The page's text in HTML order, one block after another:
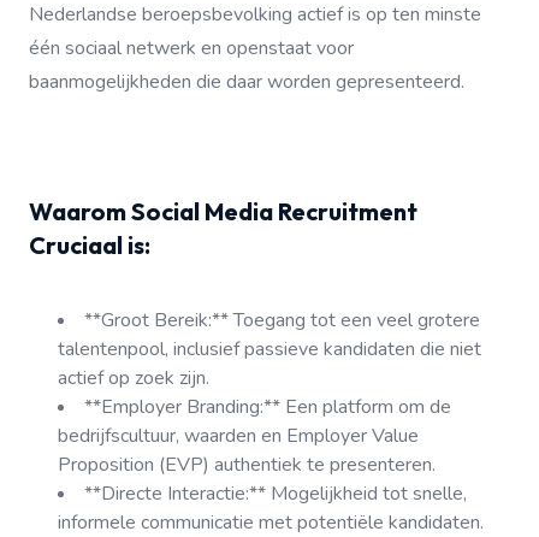
Nederlandse beroepsbevolking actief is op ten minste
één sociaal netwerk en openstaat voor
baanmogelijkheden die daar worden gepresenteerd.
Waarom Social Media Recruitment
Cruciaal is:
**Groot Bereik:** Toegang tot een veel grotere
talentenpool, inclusief passieve kandidaten die niet
actief op zoek zijn.
**Employer Branding:** Een platform om de
bedrijfscultuur, waarden en Employer Value
Proposition (EVP) authentiek te presenteren.
**Directe Interactie:** Mogelijkheid tot snelle,
informele communicatie met potentiële kandidaten.